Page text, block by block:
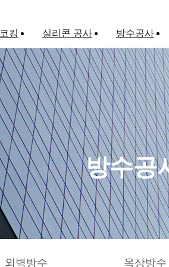
킹 실리콘 공사 방수공사
외벽방수
옥상방수
그라우팅
방수공
외벽방수 옥상방수